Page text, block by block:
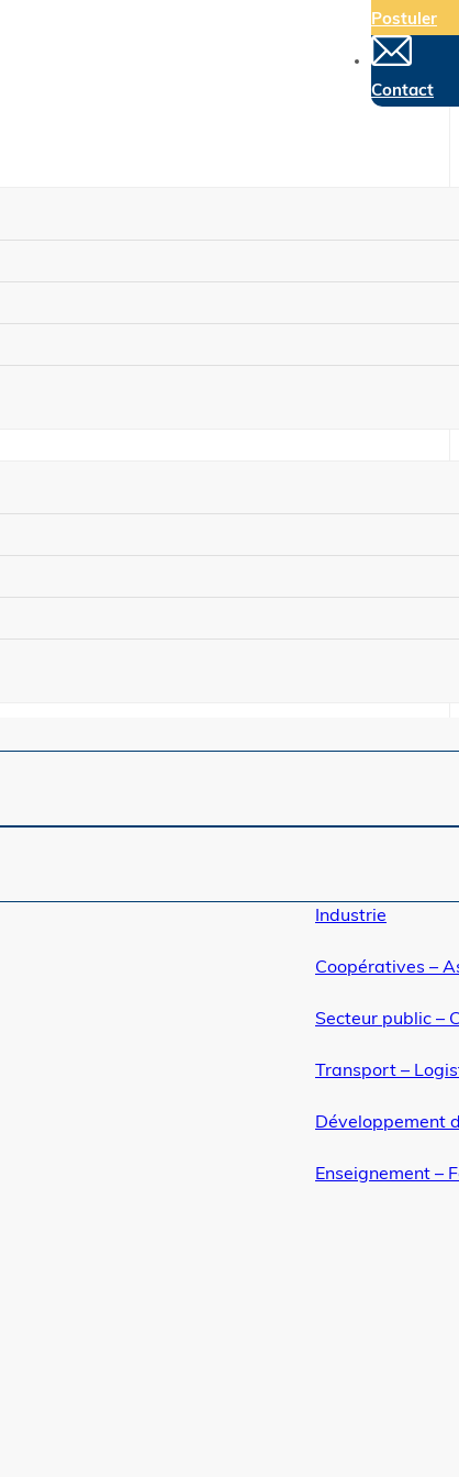
Postuler
Contact
Industrie
Coopératives –
Secteur public –
Transport –
Développement
Enseignement –